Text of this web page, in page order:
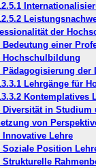
der
Bedeutung einer
Hochschulbildung
Pädagogisierung der
Lehrgänge für
Kontemplatives
Diversität in Studium
von
Innovative Lehre
Soziale Position
Strukturelle